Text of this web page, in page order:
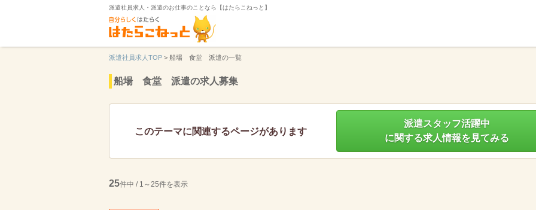
派遣社員求人・派遣のお仕事のことなら【はたらこねっと】
派遣社員求人TOP > 船場 食堂 派遣の一覧
船場 食堂 派遣の求人募集
このテーマに関連するページがあります
派遣スタッフ活躍中
に関する求人情報を見てみる
25件中 / 1～25件を表示